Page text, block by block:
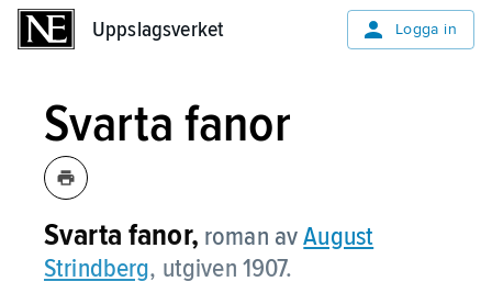
Uppslagsverket Logga in
Svarta fanor
Svarta fanor, roman avAugust
Strindberg, utgiven 1907.